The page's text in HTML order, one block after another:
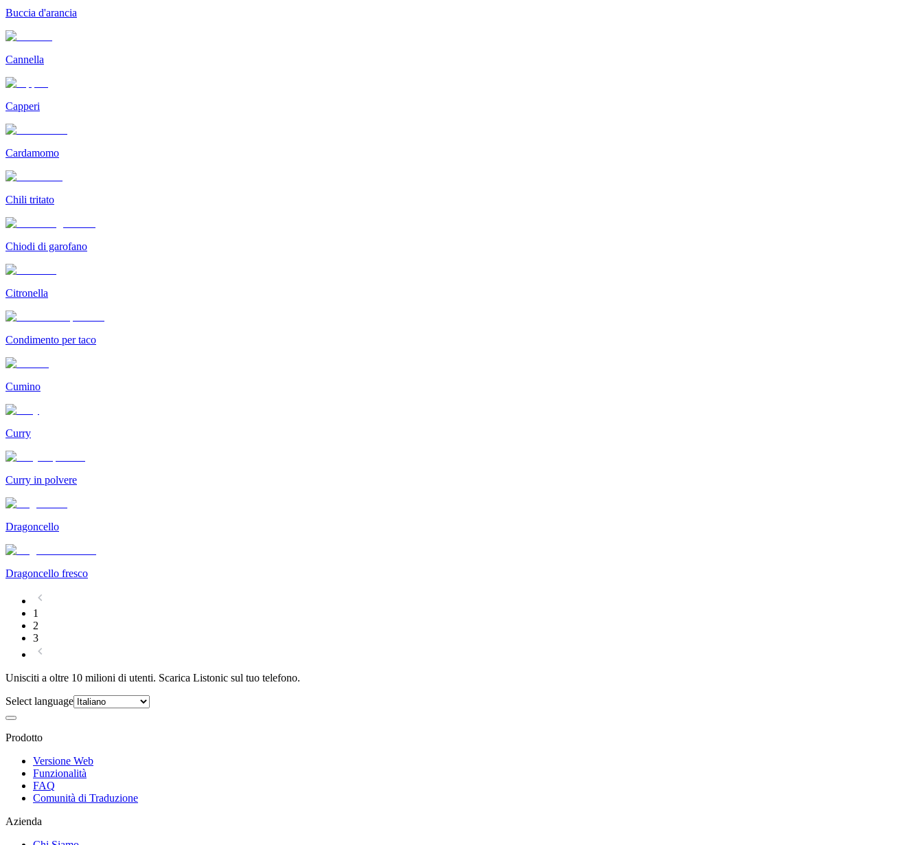
Buccia d'arancia
Cannella
Capperi
Cardamomo
Chili tritato
Chiodi di garofano
Citronella
Condimento per taco
Cumino
Curry
Curry in polvere
Dragoncello
Dragoncello fresco
1
2
3
Unisciti a oltre 10 milioni di utenti. Scarica Listonic sul tuo telefono.
Select language
Prodotto
Versione Web
Funzionalità
FAQ
Comunità di Traduzione
Azienda